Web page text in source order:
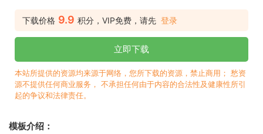
下载价格 9.9 积分，VIP免费，请先 登录
立即下载
本站所提供的资源均来源于网络，您所下载的资源，禁止商用； 愁资
源不提供任何商业服务， 不承担任何由于内容的合法性及健康性所引
起的争议和法律责任。
模板介绍：